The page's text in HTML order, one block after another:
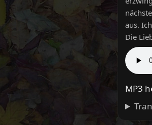
aus.
Die
MP3